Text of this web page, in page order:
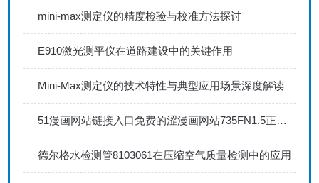
mini-max测定仪的精度检验与校准方法探讨
E910激光测平仪在道路建设中的关键作用
Mini-Max测定仪的技术特性与典型应用场景深度解读
51漫画网站链接入口免费的涩漫画网站735FN1.5正确的校准步骤
德尔格水检测管8103061在压缩空气质量检测中的应用